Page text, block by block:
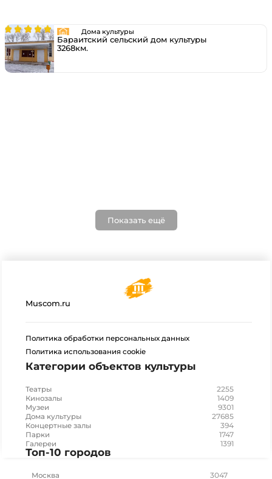
Дома культуры
Бараитский сельский дом культуры
3268км.
Показать ещё
Muscom.ru
Политика обработки персональных данных
Политика использования cookie
Категории объектов культуры
Театры 2255
Кинозалы 1409
Музеи 9301
Дома культуры 27685
Концертные залы 394
Парки 1747
Галереи 1391
Топ-10 городов
Москва 3047